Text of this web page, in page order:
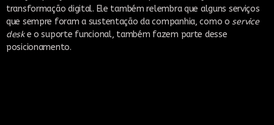
transformação digital. Ele também relembra que alguns serviços
que sempre foram a sustentação da companhia, como oservice
deske o suporte funcional, também fazem parte desse
posicionamento.